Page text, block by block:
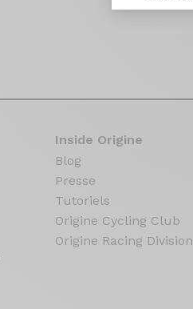
Inside Origine
Blog
Presse
Tutoriels
Origine Cycling Club
Origine Racing Division